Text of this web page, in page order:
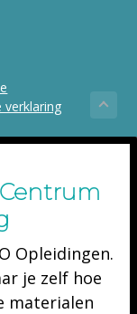
verklaring
Opleidingen.
je zelf hoe
materialen